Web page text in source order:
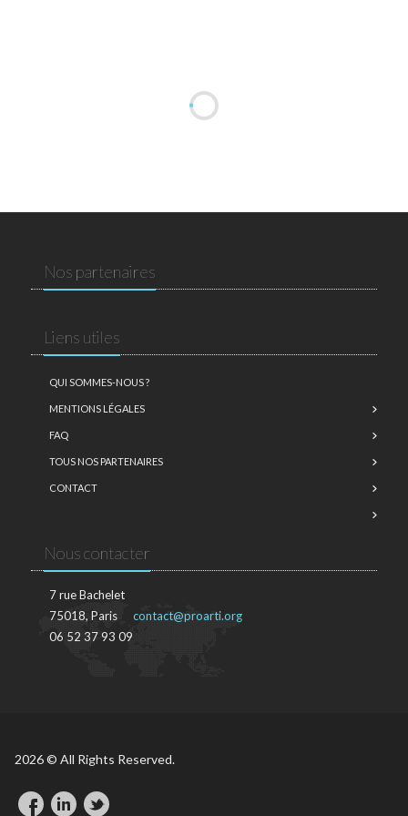
Nos partenaires
Liens utiles
QUI SOMMES-NOUS ?
MENTIONS LÉGALES
FAQ
TOUS NOS PARTENAIRES
CONTACT
Nous contacter
7 rue Bachelet
75018, Paris
06 52 37 93 09
contact@proarti.org
2026 © All Rights Reserved.